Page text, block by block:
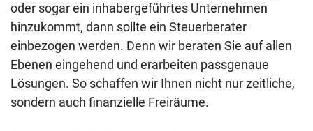
oder sogar ein inhabergeführtes Unternehmen
hinzukommt, dann sollte ein Steuerberater
einbezogen werden. Denn wir beraten Sie auf allen
Ebenen eingehend und erarbeiten passgenaue
Lösungen. So schaffen wir Ihnen nicht nur zeitliche,
sondern auch finanzielle Freiräume.